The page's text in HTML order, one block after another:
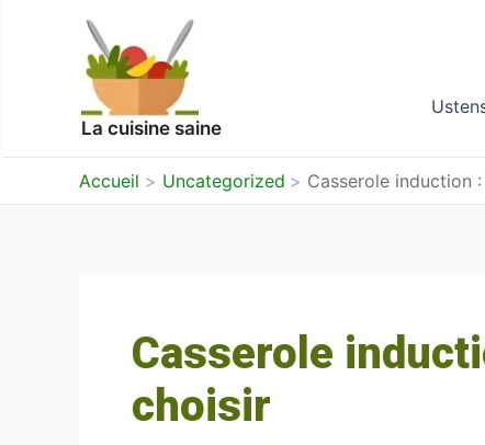
La cuisine saine
Accueil Uncategorized Casserole induction
Casserole
choisir
des
articles